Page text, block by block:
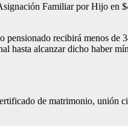
Familiar por Hijo en
pensionado recibirá menos de
hasta alcanzar dicho haber
de matrimonio, unión